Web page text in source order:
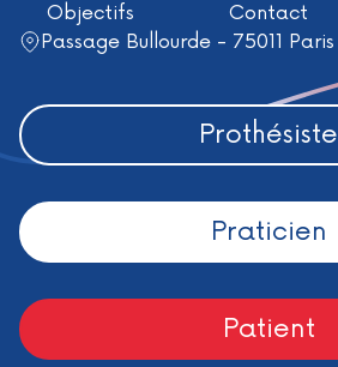
Objectifs Contact
Passage Bullourde - 75011 Paris
Prothésiste
Praticien
Patient